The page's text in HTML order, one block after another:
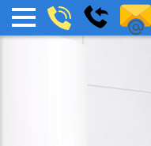
МЕНЮ
звонок